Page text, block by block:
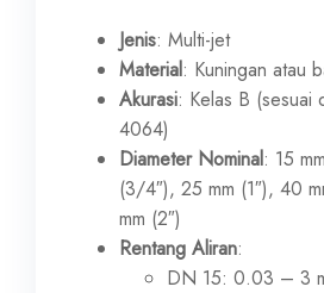
Jenis: Multi-jet
Material: Kuningan atau
Akurasi: Kelas B (sesuai
4064)
Diameter Nominal: 15
(3/4″), 25 mm (1″), 40
mm (2″)
Rentang Aliran:
DN 15: 0.03 – 3